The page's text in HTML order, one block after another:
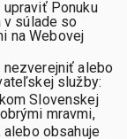
Ponuku
v súlade so
na Webovej
alebo
služby:
Slovenskej
mravmi,
alebo obsahuje